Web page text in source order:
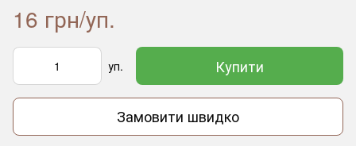
16 грн/уп.
уп. Купити
Замовити швидко